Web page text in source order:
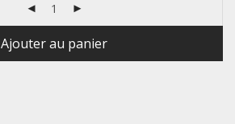
Ajouter au panier